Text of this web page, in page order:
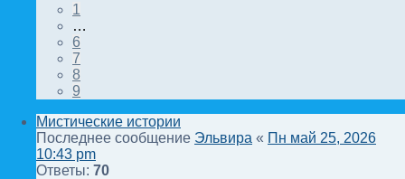
1
…
6
7
8
9
Мистические истории
Последнее сообщение Эльвира « Пн май 25, 2026
10:43 pm
Ответы: 70